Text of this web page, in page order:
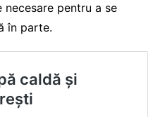
necesare pentru a se
în parte.